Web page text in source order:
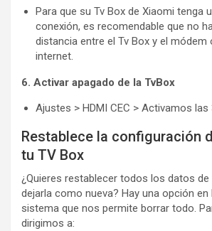
Para que su Tv Box de Xiaomi tenga
conexión, es recomendable que no
distancia entre el Tv Box y el módem
internet.
6. Activar apagado de la TvBox
Ajustes > HDMI CEC > Activamos
Restablece la configuración
tu TV Box
¿Quieres restablecer todos los datos de
dejarla como nueva? Hay una opción
sistema que nos permite borrar todo.
dirigimos a: